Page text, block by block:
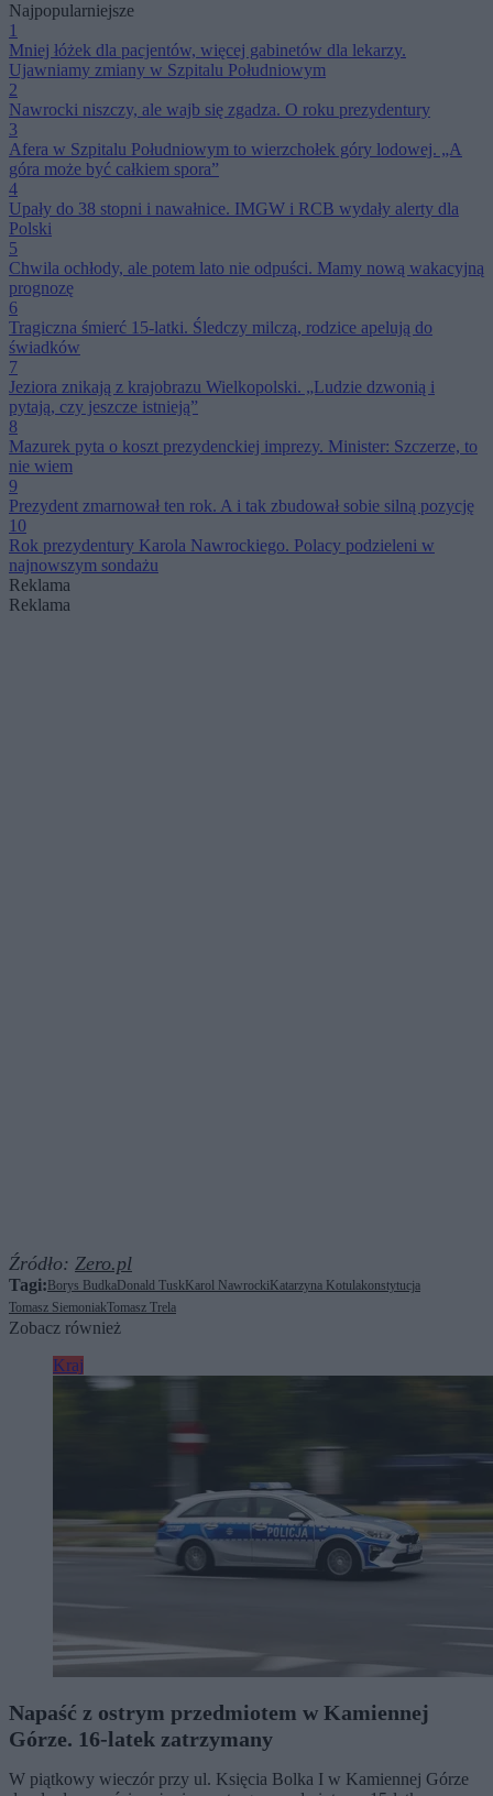
Najpopularniejsze
1
Mniej łóżek dla pacjentów, więcej gabinetów dla lekarzy.
Ujawniamy zmiany w Szpitalu Południowym
2
Nawrocki niszczy, ale wajb się zgadza. O roku prezydentury
3
Afera w Szpitalu Południowym to wierzchołek góry lodowej. „A
góra może być całkiem spora”
4
Upały do 38 stopni i nawałnice. IMGW i RCB wydały alerty dla
Polski
5
Chwila ochłody, ale potem lato nie odpuści. Mamy nową wakacyjną
prognozę
6
Tragiczna śmierć 15-latki. Śledczy milczą, rodzice apelują do
świadków
7
Jeziora znikają z krajobrazu Wielkopolski. „Ludzie dzwonią i
pytają, czy jeszcze istnieją”
8
Mazurek pyta o koszt prezydenckiej imprezy. Minister: Szczerze, to
nie wiem
9
Prezydent zmarnował ten rok. A i tak zbudował sobie silną pozycję
10
Rok prezydentury Karola Nawrockiego. Polacy podzieleni w
najnowszym sondażu
Reklama
Reklama
Źródło: Zero.pl
Tagi: Borys Budka Donald Tusk Karol Nawrocki Katarzyna Kotulakonstytucja
Tomasz SiemoniakTomasz Trela
Zobacz również
Kraj
Napaść z ostrym przedmiotem w Kamiennej
Górze. 16-latek zatrzymany
W piątkowy wieczór przy ul. Księcia Bolka I w Kamiennej Górze